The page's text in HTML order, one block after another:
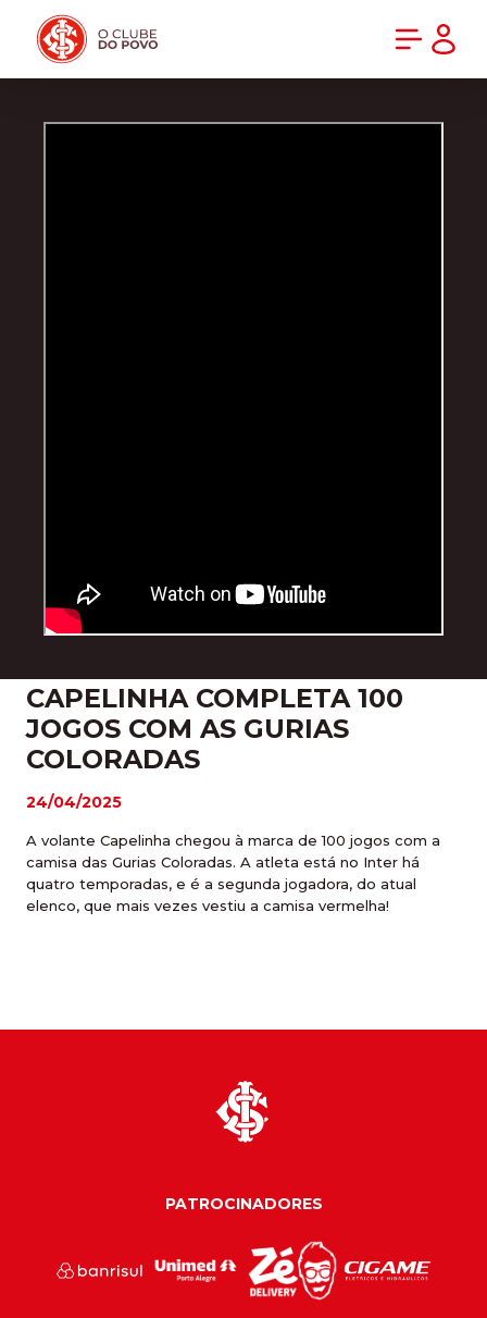
CAPELINHA COMPLETA 100
JOGOS COM AS GURIAS
COLORADAS
24/04/2025
A volante Capelinha chegou à marca de 100 jogos com a
camisa das Gurias Coloradas. A atleta está no Inter há
quatro temporadas, e é a segunda jogadora, do atual
elenco, que mais vezes vestiu a camisa vermelha!
PATROCINADORES